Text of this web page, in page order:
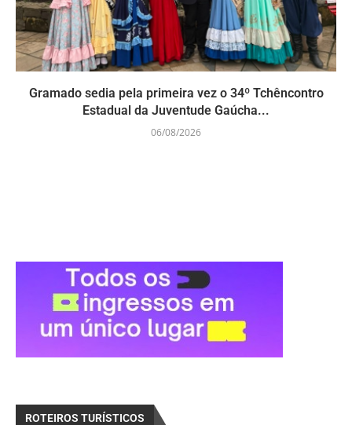
Gramado sedia pela primeira vez o 34º Tchêncontro
Estadual da Juventude Gaúcha...
06/08/2026
ROTEIROS TURÍSTICOS